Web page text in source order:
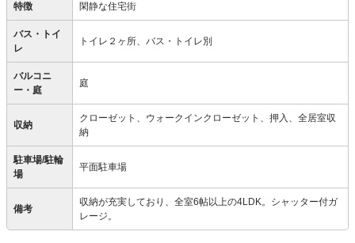
特徴 閑静な住宅街
バス・トイ
レ
トイレ２ヶ所、バス・トイレ別
バルコニ
ー・庭
庭
収納
クローゼット、ウォークインクローゼット、押入、全居室収
納
駐車場/駐輪
場
平面駐車場
備考
収納が充実しており、全室6帖以上の4LDK。シャッター付ガ
レージ。